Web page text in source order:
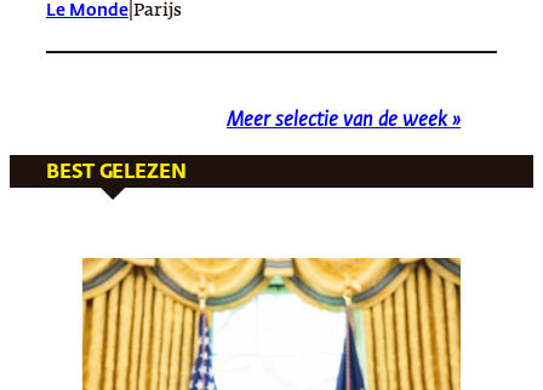
Le Monde Parijs
Meer selectie van de week »
BEST GELEZEN